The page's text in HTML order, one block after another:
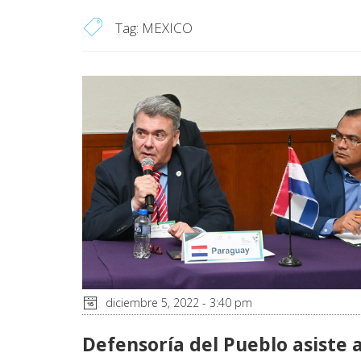
Tag: MEXICO
diciembre 5, 2022 - 3:40 pm
Defensoría del Pueblo asiste